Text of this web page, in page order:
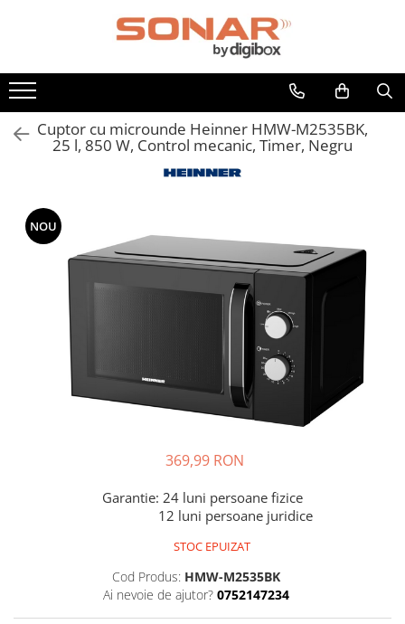
Televizoare
LED TV
Telefoane mobile si accesorii
Husa
Incarcatoare
Suport auto
Boxe Portabile
Casti Audio
Radio Ceas
Componente PC - Periferice
Spray curatare
Cuptor incorporabil electric
Cuptor cu microunde Heinner HMW-M2535BK,
25 l, 850 W, Control mecanic, Timer, Negru
NOU
369,99 RON
Garantie: 24 luni persoane fizice
12 luni persoane juridice
STOC EPUIZAT
Cod Produs: HMW-M2535BK
Ai nevoie de ajutor? 0752147234